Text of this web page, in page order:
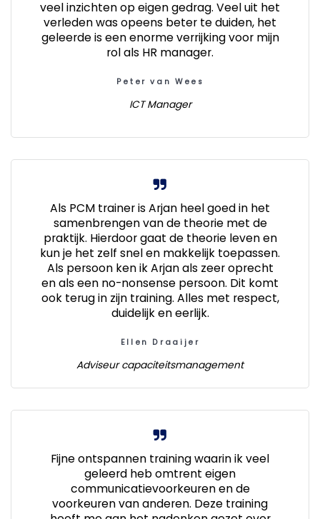
veel inzichten op eigen gedrag. Veel uit het
verleden was opeens beter te duiden, het
geleerde is een enorme verrijking voor mijn
rol als HR manager.
Peter van Wees
ICT Manager
Als PCM trainer is Arjan heel goed in het
samenbrengen van de theorie met de
praktijk. Hierdoor gaat de theorie leven en
kun je het zelf snel en makkelijk toepassen.
Als persoon ken ik Arjan als zeer oprecht
en als een no-nonsense persoon. Dit komt
ook terug in zijn training. Alles met respect,
duidelijk en eerlijk.
Ellen Draaijer
Adviseur capaciteitsmanagement
Fijne ontspannen training waarin ik veel
geleerd heb omtrent eigen
communicatievoorkeuren en de
voorkeuren van anderen. Deze training